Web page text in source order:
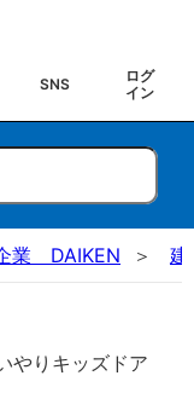
SNS
ログ
イン
業 DAIKEN 建
やりキッズドア